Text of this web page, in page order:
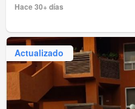
Hace 30+ días
Actualizado